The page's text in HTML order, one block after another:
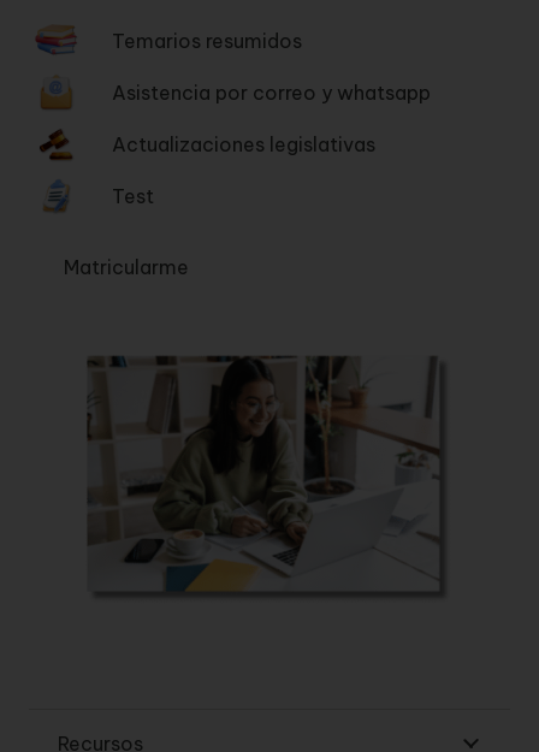
Temarios resumidos
Asistencia por correo y whatsapp
Actualizaciones legislativas
Test
Matricularme
Recursos